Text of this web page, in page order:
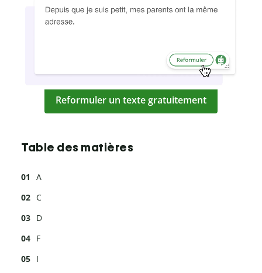
Reformuler un texte gratuitement
Table des matières
A
C
D
F
I